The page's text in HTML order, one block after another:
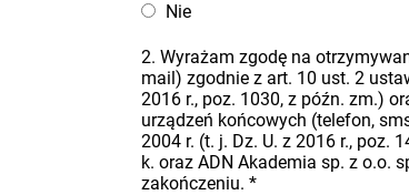
Nie
2. Wyrażam zgodę na
mail) zgodnie z art. 10 ust. 2
2016 r., poz. 1030, z późn. zm.)
urządzeń końcowych (telefon,
2004 r. (t. j. Dz. U. z 2016 r., poz.
k. oraz ADN Akademia sp. z o.o.
zakończeniu. *